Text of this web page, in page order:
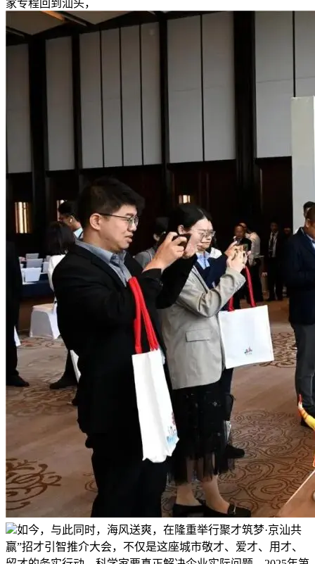
家专程回到汕头，
如今，与此同时，海风送爽，在隆重举行聚才筑梦·京汕共
赢”招才引智推介大会，不仅是这座城市敬才、爱才、用才、